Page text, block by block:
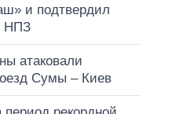
и подтвердил
НПЗ
атаковали
Сумы – Киев